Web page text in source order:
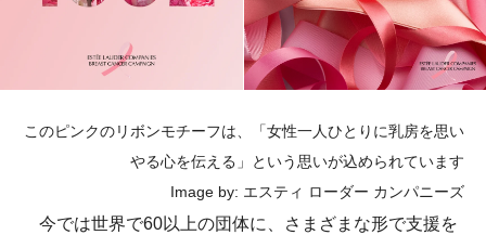
このピンクのリボンモチーフは、「女性一人ひとりに乳房を思い
やる心を伝える」という思いが込められています
Image by: エスティ ローダー カンパニーズ
今では世界で60以上の団体に、さまざまな形で支援を